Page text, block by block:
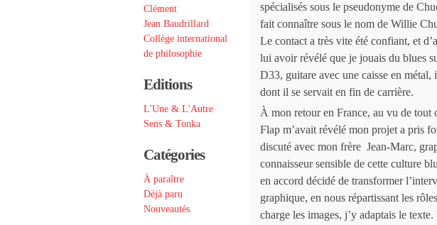
Clément
Jean Baudrillard
Collège international
de philosophie
Editions
L'Une & L'Autre
Sens & Tonka
Catégories
À paraître
Déjà paru
Nouveautés
spécialisés sous le pseudonyme de
fait connaître sous le nom de Willie
Le contact a très vite été confiant, et
lui avoir révélé que je jouais du blues
D33, guitare avec une caisse en métal,
dont il se servait en fin de carrière.
À mon retour en France, au vu de tout
Flap m’avait révélé mon projet a pris
discuté avec mon frère Jean-Marc,
connaisseur sensible de cette culture
en accord décidé de transformer
graphique, en nous répartissant les
charge les images, j’y adaptais le